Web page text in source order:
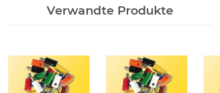
Verwandte Produkte